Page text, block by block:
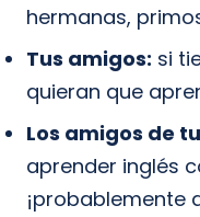
hermanas,
Tus amigos: si
quieran que
Los amigos de
aprender inglés
¡probablemente